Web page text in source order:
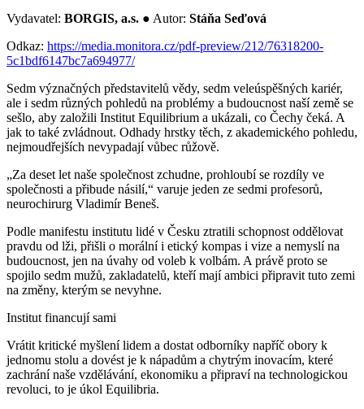
Vydavatel: BORGIS, a.s. ● Autor: Stáňa Seďová
Odkaz: https://media.monitora.cz/pdf-preview/212/76318200-
5c1bdf6147bc7a694977/
Sedm význačných představitelů vědy, sedm veleúspěšných kariér,
ale i sedm různých pohledů na problémy a budoucnost naší země se
sešlo, aby založili Institut Equilibrium a ukázali, co Čechy čeká. A
jak to také zvládnout. Odhady hrstky těch, z akademického pohledu,
nejmoudřejších nevypadají vůbec růžově.
„Za deset let naše společnost zchudne, prohloubí se rozdíly ve
společnosti a přibude násilí,“ varuje jeden ze sedmi profesorů,
neurochirurg Vladimír Beneš.
Podle manifestu institutu lidé v Česku ztratili schopnost oddělovat
pravdu od lži, přišli o morální i etický kompas i vize a nemyslí na
budoucnost, jen na úvahy od voleb k volbám. A právě proto se
spojilo sedm mužů, zakladatelů, kteří mají ambici připravit tuto zemi
na změny, kterým se nevyhne.
Institut financují sami
Vrátit kritické myšlení lidem a dostat odborníky napříč obory k
jednomu stolu a dovést je k nápadům a chytrým inovacím, které
zachrání naše vzdělávání, ekonomiku a připraví na technologickou
revoluci, to je úkol Equilibria.